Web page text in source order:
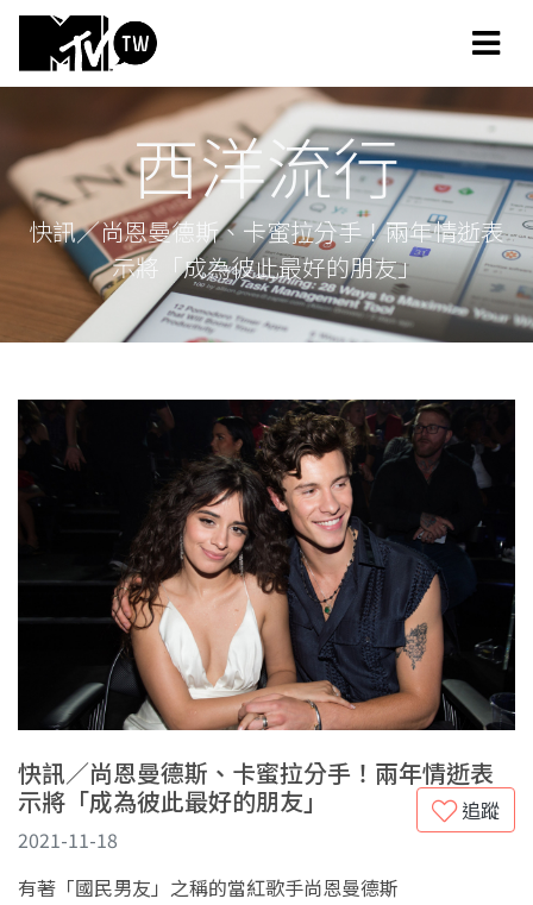
西洋流行
快訊／尚恩曼德斯、卡蜜拉分手！兩年情逝表
示將「成為彼此最好的朋友」
快訊／尚恩曼德斯、卡蜜拉分手！兩年情逝表
示將「成為彼此最好的朋友」
追蹤
2021-11-18
有著「國民男友」之稱的當紅歌手尚恩曼德斯